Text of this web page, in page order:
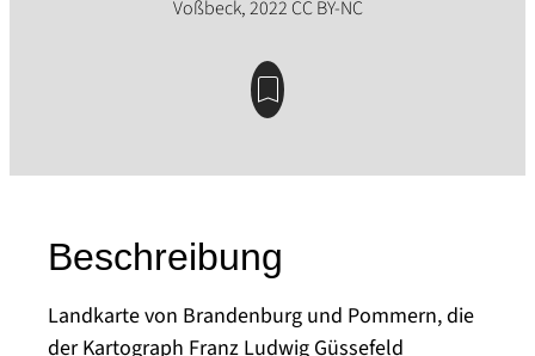
Beschreibung
Landkarte von Brandenburg und Pommern, die
der Kartograph Franz Ludwig Güssefeld